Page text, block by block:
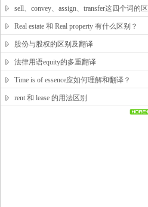
sell、convey、assign、transfer这四个词的区
别
Real estate 和 Real property 有什么区别？
股份与股权的区别及翻译
法律用语equity的多重翻译
Time is of essence应如何理解和翻译？
rent 和 lease 的用法区别